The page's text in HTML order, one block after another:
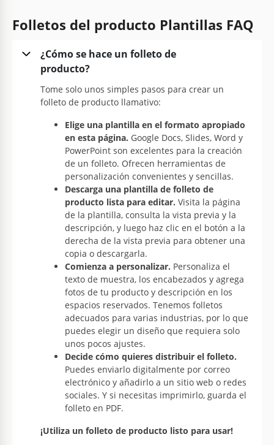
Google Slides
Plantilla de folleto tríptico de productos
de belleza
Google Slides
Folletos del producto Plantillas FAQ
¿Cómo se hace un folleto de
producto?
Tome solo unos simples pasos para crear un
folleto de producto llamativo:
Elige una plantilla en el formato apropiado
en esta página. Google Docs, Slides, Word y
PowerPoint son excelentes para la creación
de un folleto. Ofrecen herramientas de
personalización convenientes y sencillas.
Descarga una plantilla de folleto de
producto lista para editar. Visita la página
de la plantilla, consulta la vista previa y la
descripción, y luego haz clic en el botón a la
derecha de la vista previa para obtener una
copia o descargarla.
Comienza a personalizar. Personaliza el
texto de muestra, los encabezados y agrega
fotos de tu producto y descripción en los
espacios reservados. Tenemos folletos
adecuados para varias industrias, por lo que
puedes elegir un diseño que requiera solo
unos pocos ajustes.
Decide cómo quieres distribuir el folleto.
Puedes enviarlo digitalmente por correo
electrónico y añadirlo a un sitio web o redes
sociales. Y si necesitas imprimirlo, guarda el
folleto en PDF.
¡Utiliza un folleto de producto listo para usar!